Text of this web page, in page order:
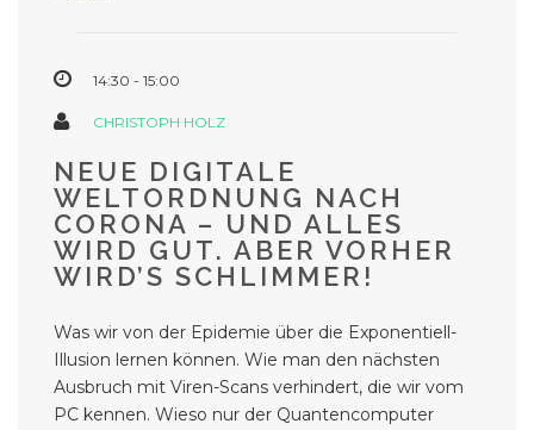
14:30 - 15:00
CHRISTOPH HOLZ
NEUE DIGITALE
WELTORDNUNG NACH
CORONA – UND ALLES
WIRD GUT. ABER VORHER
WIRD’S SCHLIMMER!
Was wir von der Epidemie über die Exponentiell-
Illusion lernen können. Wie man den nächsten
Ausbruch mit Viren-Scans verhindert, die wir vom
PC kennen. Wieso nur der Quantencomputer